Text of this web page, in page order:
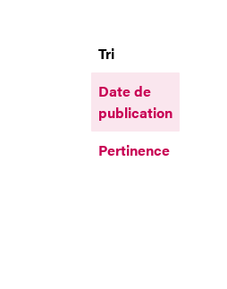
Tri
Date de
publication
Pertinence